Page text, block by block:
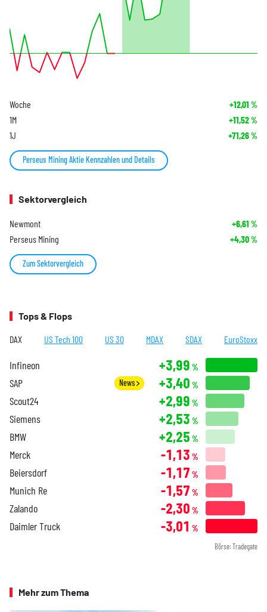
Woche +12,01 %
1M +11,52%
1J +71,26%
Perseus Mining Aktie Kennzahlen und Details
Sektorvergleich
Newmont +6,61 %
Perseus Mining +4,30%
Zum Sektorvergleich
Tops & Flops
DAX US Tech 100 US 30 MDAX SDAX EuroStoxx
Infineon +3,99 %
SAP News +3,40 %
Scout24 +2,99 %
Siemens +2,53 %
BMW +2,25 %
Merck -1,13 %
Beiersdorf -1,17 %
Munich Re -1,57 %
Zalando -2,30 %
Daimler Truck -3,01 %
Börse: Tradegate
Mehr zum Thema